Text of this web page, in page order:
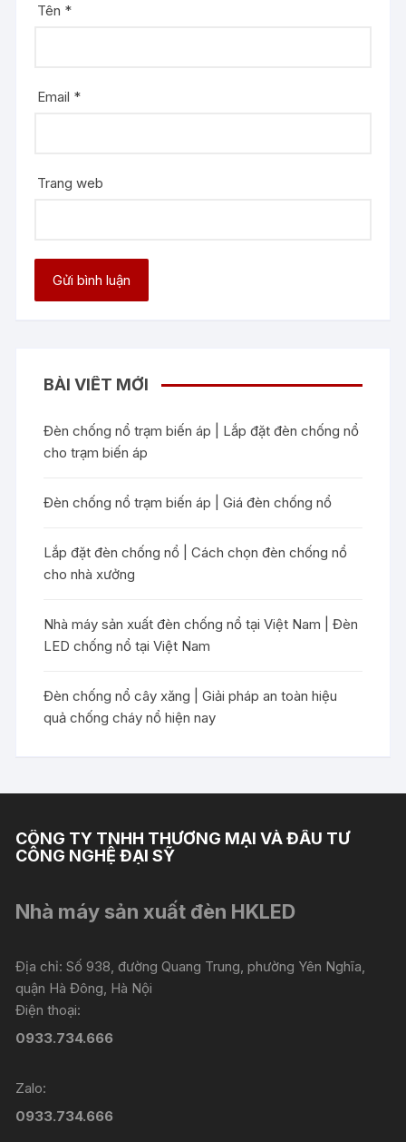
Tên *
Email *
Trang web
BÀI VIẾT MỚI
Đèn chống nổ trạm biến áp | Lắp đặt đèn chống nổ
cho trạm biến áp
Đèn chống nổ trạm biến áp | Giá đèn chống nổ
Lắp đặt đèn chống nổ | Cách chọn đèn chống nổ
cho nhà xưởng
Nhà máy sản xuất đèn chống nổ tại Việt Nam | Đèn
LED chống nổ tại Việt Nam
Đèn chống nổ cây xăng | Giải pháp an toàn hiệu
quả chống cháy nổ hiện nay
CÔNG TY TNHH THƯƠNG MẠI VÀ ĐẦU TƯ
CÔNG NGHỆ ĐẠI SỸ
Nhà máy sản xuất đèn HKLED
Địa chỉ: Số 938, đường Quang Trung, phường Yên Nghĩa,
quận Hà Đông, Hà Nội
Điện thoại:
0933.734.666
Zalo:
0933.734.666